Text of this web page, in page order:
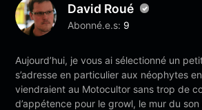
David Roué
Abonné.e.s: 9
Aujourd’hui, je vous ai sélectionné un
s’adresse en particulier aux néophytes
viendraient au Motocultor sans trop de
d’appétence pour le growl, le mur du